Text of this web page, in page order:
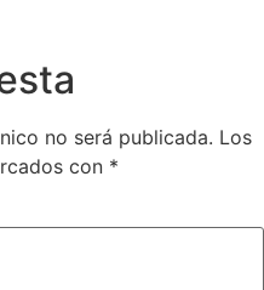
no será publicada. Los
con *